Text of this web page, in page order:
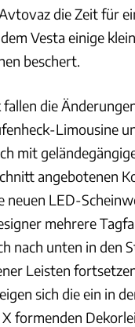
die Zeit für
Vesta einige
beschert.
die
Limousine
mit
angebotenen
neuen LED-
mehrere
nach unten in den
Leisten
sich die ein in
formenden